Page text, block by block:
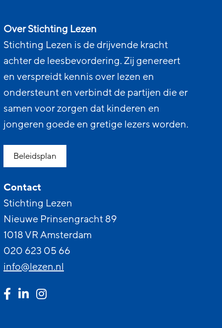
Over Stichting Lezen
Stichting Lezen is de drijvende kracht
achter de leesbevordering. Zij genereert
en verspreidt kennis over lezen en
ondersteunt en verbindt de partijen die er
samen voor zorgen dat kinderen en
jongeren goede en gretige lezers worden.
Beleidsplan
Contact
Stichting Lezen
Nieuwe Prinsengracht 89
1018 VR Amsterdam
020 623 05 66
info@lezen.nl